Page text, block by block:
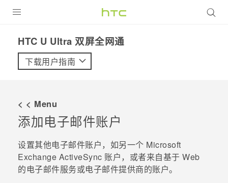
VIVE
支持帮助
在线客服
HTC U Ultra 双屏全网通‎
下载用户指南
< < Menu
添加电子邮件账户
设置其他电子邮件账户，如另一个 Microsoft
Exchange ActiveSync 账户，或者来自基于 Web
的电子邮件服务或电子邮件提供商的账户。